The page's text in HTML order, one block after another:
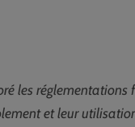
les réglementations
et leur